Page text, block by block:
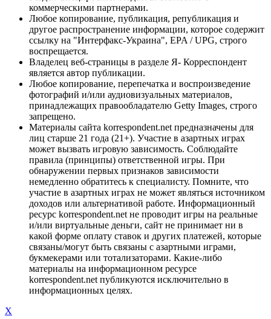
коммерческими партнерами.
Любое копирование, публикация, републикация и
другое распространение информации, которое содержит
ссылку на "Интерфакс-Украина", EPA / UPG, строго
воспрещается.
Владелец веб-страницы в разделе Я- Корреспондент
является автор публикации.
Любое копирование, перепечатка и воспроизведение
фотографий и/или аудиовизуальных материалов,
принадлежащих правообладателю Getty Images, строго
запрещено.
Материалы сайта korrespondent.net предназначены для
лиц старше 21 года (21+). Участие в азартных играх
может вызвать игровую зависимость. Соблюдайте
правила (принципы) ответственной игры. При
обнаружении первых признаков зависимости
немедленно обратитесь к специалисту. Помните, что
участие в азартных играх не может являться источником
доходов или альтернативой работе. Информационный
ресурс korrespondent.net не проводит игры на реальные
и/или виртуальные деньги, сайт не принимает ни в
какой форме оплату ставок и других платежей, которые
связаны/могут быть связаны с азартными играми,
букмекерами или тотализаторами. Какие-либо
материалы на информационном ресурсе
korrespondent.net публикуются исключительно в
информационных целях.
X